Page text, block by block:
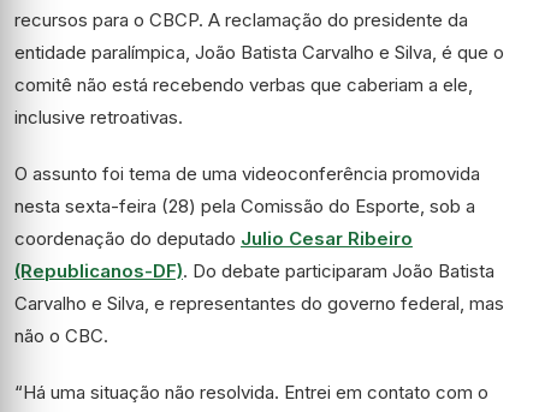
recursos para o CBCP. A reclamação do presidente da
entidade paralímpica, João Batista Carvalho e Silva, é que o
comitê não está recebendo verbas que caberiam a ele,
inclusive retroativas.
O assunto foi tema de uma videoconferência promovida
nesta sexta-feira (28) pela Comissão do Esporte, sob a
coordenação do deputado Julio Cesar Ribeiro
(Republicanos-DF). Do debate participaram João Batista
Carvalho e Silva, e representantes do governo federal, mas
não o CBC.
“Há uma situação não resolvida. Entrei em contato com o